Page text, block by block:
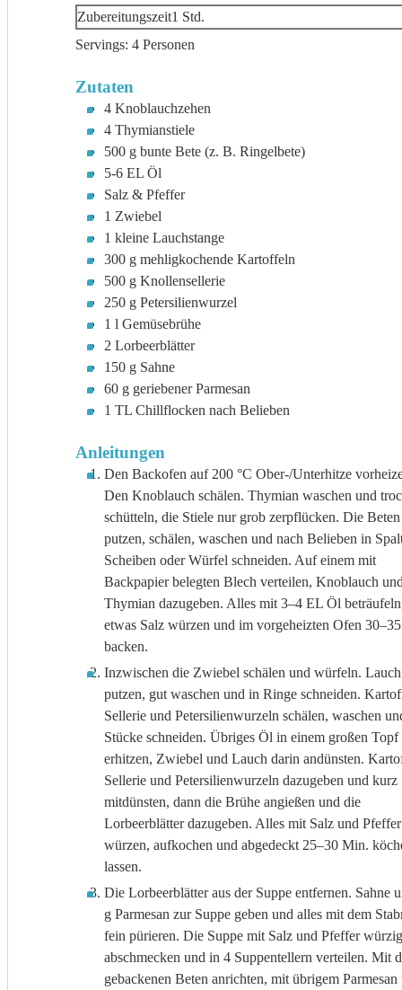
Zubereitungszeit1 Stunde
Std.
Servings: 4 Personen
Zutaten
4 Knoblauchzehen
4 Thymianstiele
500 g bunte Bete (z. B. Ringelbete)
5-6 EL Öl
Salz & Pfeffer
1 Zwiebel
1 kleine Lauchstange
300 g mehligkochende Kartoffeln
500 g Knollensellerie
250 g Petersilienwurzel
1 l Gemüsebrühe
2 Lorbeerblätter
150 g Sahne
60 g geriebener Parmesan
1 TL Chillflocken nach Belieben
Anleitungen
Den Backofen auf 200 °C Ober-/Unterhitze
Den Knoblauch schälen. Thymian waschen und
schütteln, die Stiele nur grob zerpflücken. Die Beten
putzen, schälen, waschen und nach Belieben in
Scheiben oder Würfel schneiden. Auf einem mit
Backpapier belegten Blech verteilen, Knoblauch
Thymian dazugeben. Alles mit 3–4 EL Öl
etwas Salz würzen und im vorgeheizten Ofen
backen.
Inzwischen die Zwiebel schälen und würfeln. Lauch
putzen, gut waschen und in Ringe schneiden.
Sellerie und Petersilienwurzeln schälen, waschen
Stücke schneiden. Übriges Öl in einem großen Topf
erhitzen, Zwiebel und Lauch darin andünsten.
Sellerie und Petersilienwurzeln dazugeben und kurz
mitdünsten, dann die Brühe angießen und die
Lorbeerblätter dazugeben. Alles mit Salz und Pfeffer
würzen, aufkochen und abgedeckt 25–30 Min.
lassen.
Die Lorbeerblätter aus der Suppe entfernen. Sahne
g Parmesan zur Suppe geben und alles mit dem
fein pürieren. Die Suppe mit Salz und Pfeffer würzig
abschmecken und in 4 Suppentellern verteilen. Mit
gebackenen Beten anrichten, mit übrigem Parmesan